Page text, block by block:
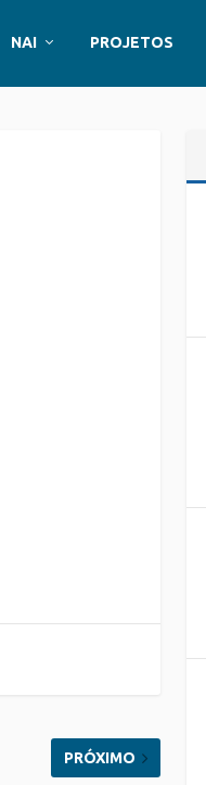
NAI PROJETOS
PRÓXIMO